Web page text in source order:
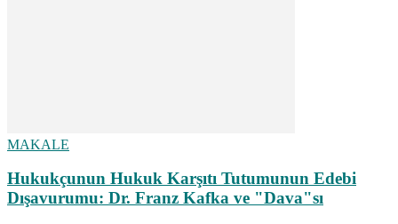
MAKALE
Hukukçunun Hukuk Karşıtı Tutumunun Edebi
Dışavurumu: Dr. Franz Kafka ve "Dava"sı